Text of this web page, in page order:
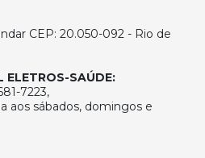
CEP: 20.050-092 - Rio de
ELETROS-SAÚDE:
7223,
aos sábados, domingos e